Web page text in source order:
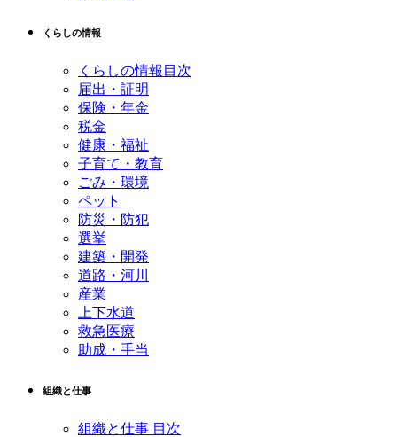
くらしの情報
くらしの情報目次
届出・証明
保険・年金
税金
健康・福祉
子育て・教育
ごみ・環境
ペット
防災・防犯
選挙
建築・開発
道路・河川
産業
上下水道
救急医療
助成・手当
組織と仕事
組織と仕事 目次